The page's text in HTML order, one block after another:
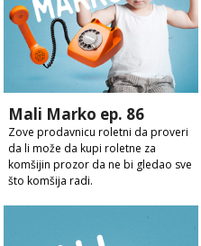
Mali Marko ep. 86
Zove prodavnicu roletni da proveri
da li može da kupi roletne za
komšijin prozor da ne bi gledao sve
što komšija radi.